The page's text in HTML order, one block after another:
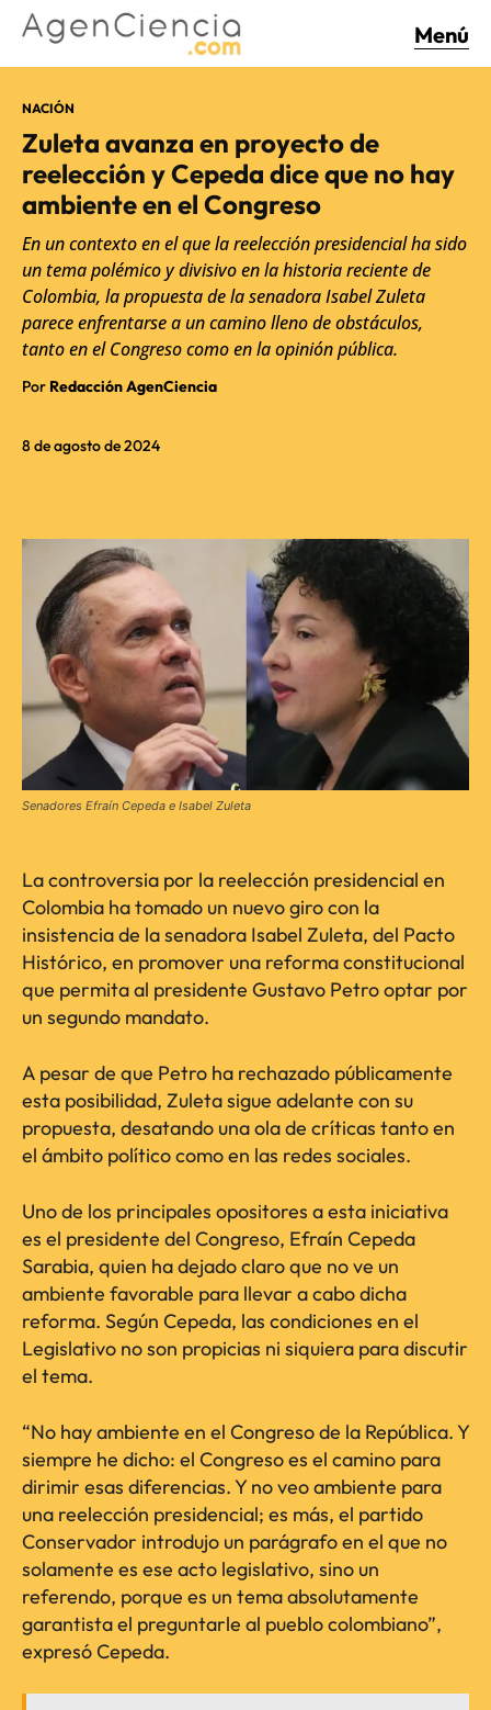
Menú
8 de agosto de 2024
NACIÓN
Zuleta avanza en proyecto de
reelección y Cepeda dice que no hay
ambiente en el Congreso
En un contexto en el que la reelección presidencial ha sido
un tema polémico y divisivo en la historia reciente de
Colombia, la propuesta de la senadora Isabel Zuleta
parece enfrentarse a un camino lleno de obstáculos,
tanto en el Congreso como en la opinión pública.
Por Redacción AgenCiencia
Senadores Efraín Cepeda e Isabel Zuleta
La controversia por la reelección presidencial en
Colombia ha tomado un nuevo giro con la
insistencia de la senadora Isabel Zuleta, del Pacto
Histórico, en promover una reforma constitucional
que permita al presidente Gustavo Petro optar por
un segundo mandato.
A pesar de que Petro ha rechazado públicamente
esta posibilidad, Zuleta sigue adelante con su
propuesta, desatando una ola de críticas tanto en
el ámbito político como en las redes sociales.
Uno de los principales opositores a esta iniciativa
es el presidente del Congreso, Efraín Cepeda
Sarabia, quien ha dejado claro que no ve un
ambiente favorable para llevar a cabo dicha
reforma. Según Cepeda, las condiciones en el
Legislativo no son propicias ni siquiera para discutir
el tema.
“No hay ambiente en el Congreso de la República. Y
siempre he dicho: el Congreso es el camino para
dirimir esas diferencias. Y no veo ambiente para
una reelección presidencial; es más, el partido
Conservador introdujo un parágrafo en el que no
solamente es ese acto legislativo, sino un
referendo, porque es un tema absolutamente
garantista el preguntarle al pueblo colombiano”,
expresó Cepeda.